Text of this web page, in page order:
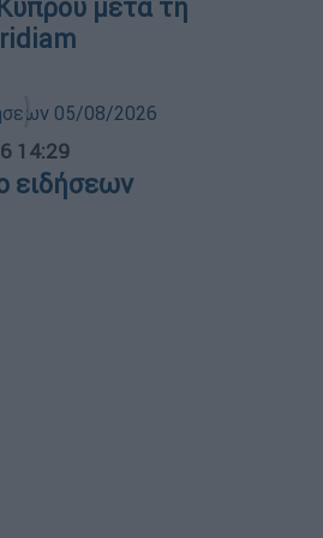
μετά τη
14:29
ειδήσεων